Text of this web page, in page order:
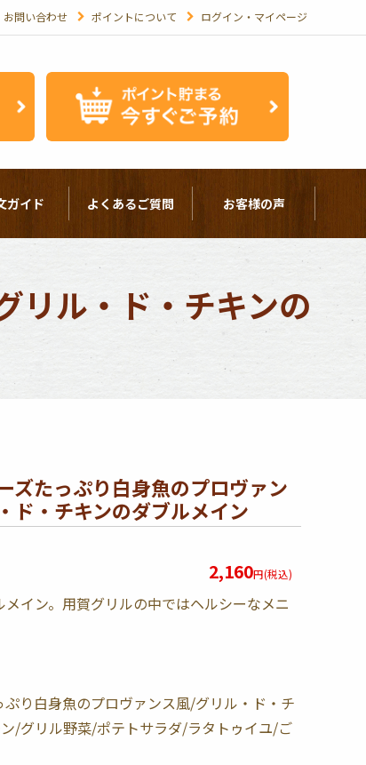
お問い合わせ ポイントについて ログイン・マイページ
ガイド よくあるご質問 お客様の声
リル・ド・チキンの
ズたっぷり白身魚のプロヴァン
ド・チキンのダブルメイン
2,160円(税込)
イン。用賀グリルの中ではヘルシーなメニ
り白身魚のプロヴァンス風/グリル・ド・チ
/グリル野菜/ポテトサラダ/ラタトゥイユ/ご